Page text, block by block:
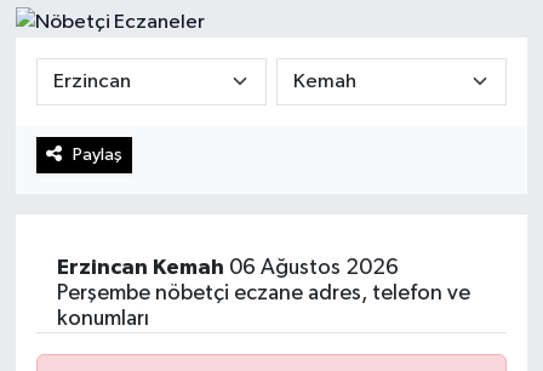
Paylaş
Erzincan Kemah 06 Ağustos 2026
Perşembe nöbetçi eczane adres, telefon ve
konumları
Magazin
Spor
Teknoloji
Turizm
Süper Lig Puan Durumu ve Fikstür
Tüm Manşetler
Haber Arşivi